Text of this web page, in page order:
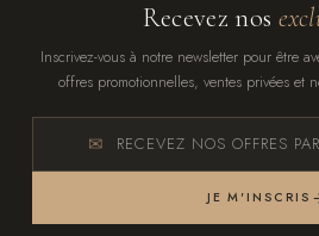
Recevez nos
Inscrivez-vous à notre newsletter pour être
offres promotionnelles, ventes privées et
RECEVEZ NOS OFFRES
JE M'INSCRIS